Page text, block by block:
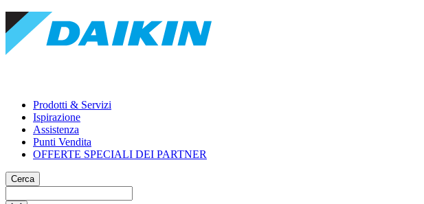
Prodotti & Servizi
Ispirazione
Assistenza
Punti Vendita
OFFERTE SPECIALI DEI PARTNER
Cerca